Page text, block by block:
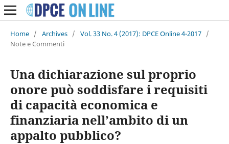
Home / Archives / Vol. 33 No. 4 (2017): DPCE Online 4-2017 /
Note e Commenti
Una dichiarazione sul proprio
onore può soddisfare i requisiti
di capacità economica e
finanziaria nell’ambito di un
appalto pubblico?